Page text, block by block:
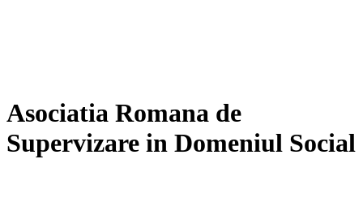
Asociatia Romana de
Supervizare in Domeniul Social